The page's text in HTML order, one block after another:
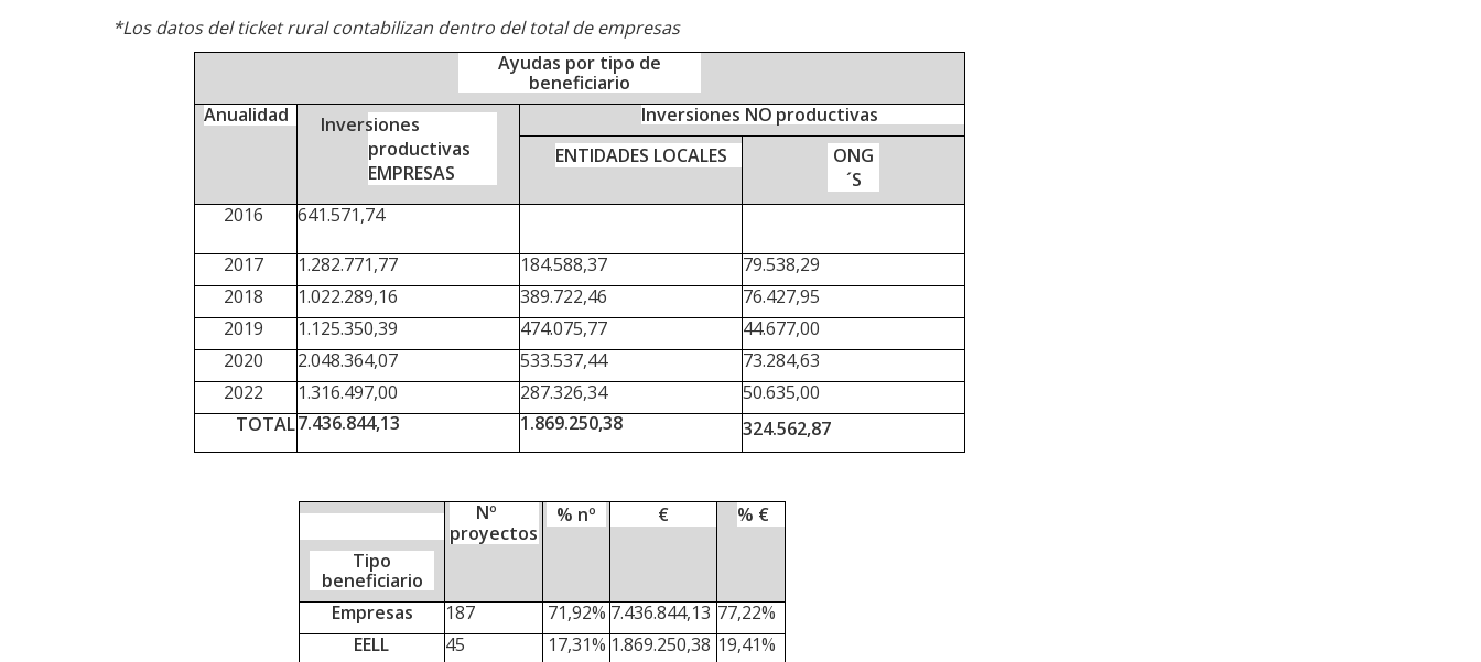
*Los datos del ticket rural contabilizan dentro del total de empresas
Ayudas por tipo de
beneficiario
Anualidad
Inversiones
productivas
EMPRESAS
Inversiones NO productivas
ENTIDADES LOCALES
ONG
´S
2016
641.571,74
2017 1.282.771,77 184.588,37
79.538,29
2018
1.022.289,16 389.722,46
76.427,95
2019
1.125.350,39 474.075,77
44.677,00
2020
2.048.364,07 533.537,44
73.284,63
2022
1.316.497,00 287.326,34
50.635,00
TOTAL7.436.844,13 1.869.250,38 324.562,87
Tipo
beneficiario
Nº
proyectos
% nº € % €
Empresas 187 71,92% 7.436.844,13 77,22%
EELL
45 17,31% 1.869.250,38 19,41%